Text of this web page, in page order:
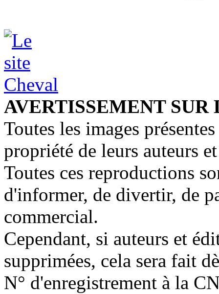
AVERTISSEMENT
Toutes les images
propriété de leurs auteurs
Toutes ces reproductions
d'informer, de divertir, de
commercial.
Cependant, si auteurs et
supprimées, cela sera fait
N° d'enregistrement à la